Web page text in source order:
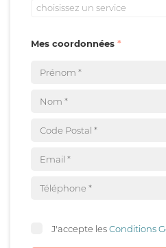
choisissez un service
Mes coordonnées
J'accepte lesConditions